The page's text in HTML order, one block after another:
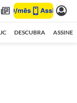
JC DESCUBRA ASSINE